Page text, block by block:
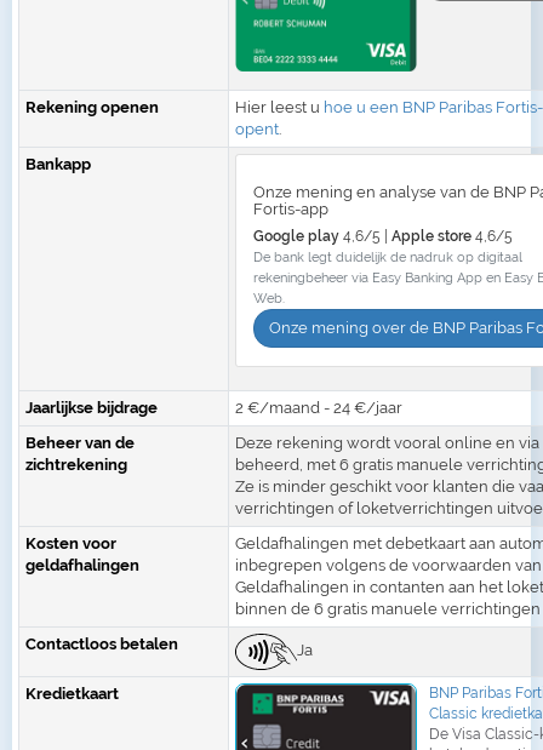
Rekening openen Hier leest u hoe u een BNP Paribas
opent
Bankapp
Onze mening en analyse van de BNP
Fortis-app
Google play 4,6/5 |Apple store 4,6/5
De bank legt duidelijk de nadruk op digitaal
rekeningbeheer via Easy Banking App en Easy
Web.
Onze mening over de BNP Paribas
Jaarlijkse bijdrage
2 €/maand - 24 €/jaar
Beheer van de
zichtrekening
Deze rekening wordt vooral online en
beheerd, met 6 gratis manuele
Ze is minder geschikt voor klanten die
verrichtingen of loketverrichtingen
Kosten voor
geldafhalingen
Geldafhalingen met debetkaart aan
inbegrepen volgens de voorwaarden van
Geldafhalingen in contanten aan het
binnen de 6 gratis manuele verrichtingen
Contactloos betalen
Ja
Kredietkaart
BNP Paribas
Classic
De Visa